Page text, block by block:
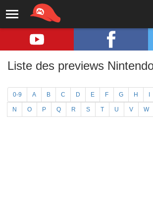
Liste des previews
0-9 A B C D E F G H
N O P Q R S T U V W